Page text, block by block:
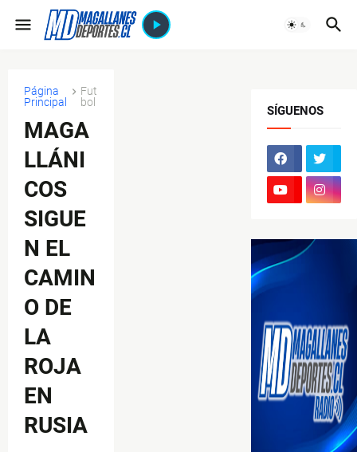
Página
Principal
Fut
bol
MAGA
LLÁNI
COS
SIGUE
N EL
CAMIN
O DE
LA
ROJA
EN
RUSIA
SÍGUENOS